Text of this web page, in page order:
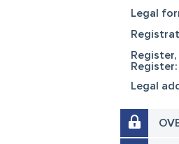
Legal
Register:
Legal